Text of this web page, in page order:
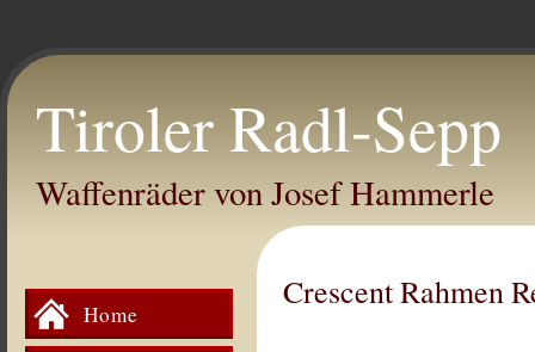
Tiroler Radl-Sepp
Waffenräder von Josef Hammerle
Home
Crescent Rahmen